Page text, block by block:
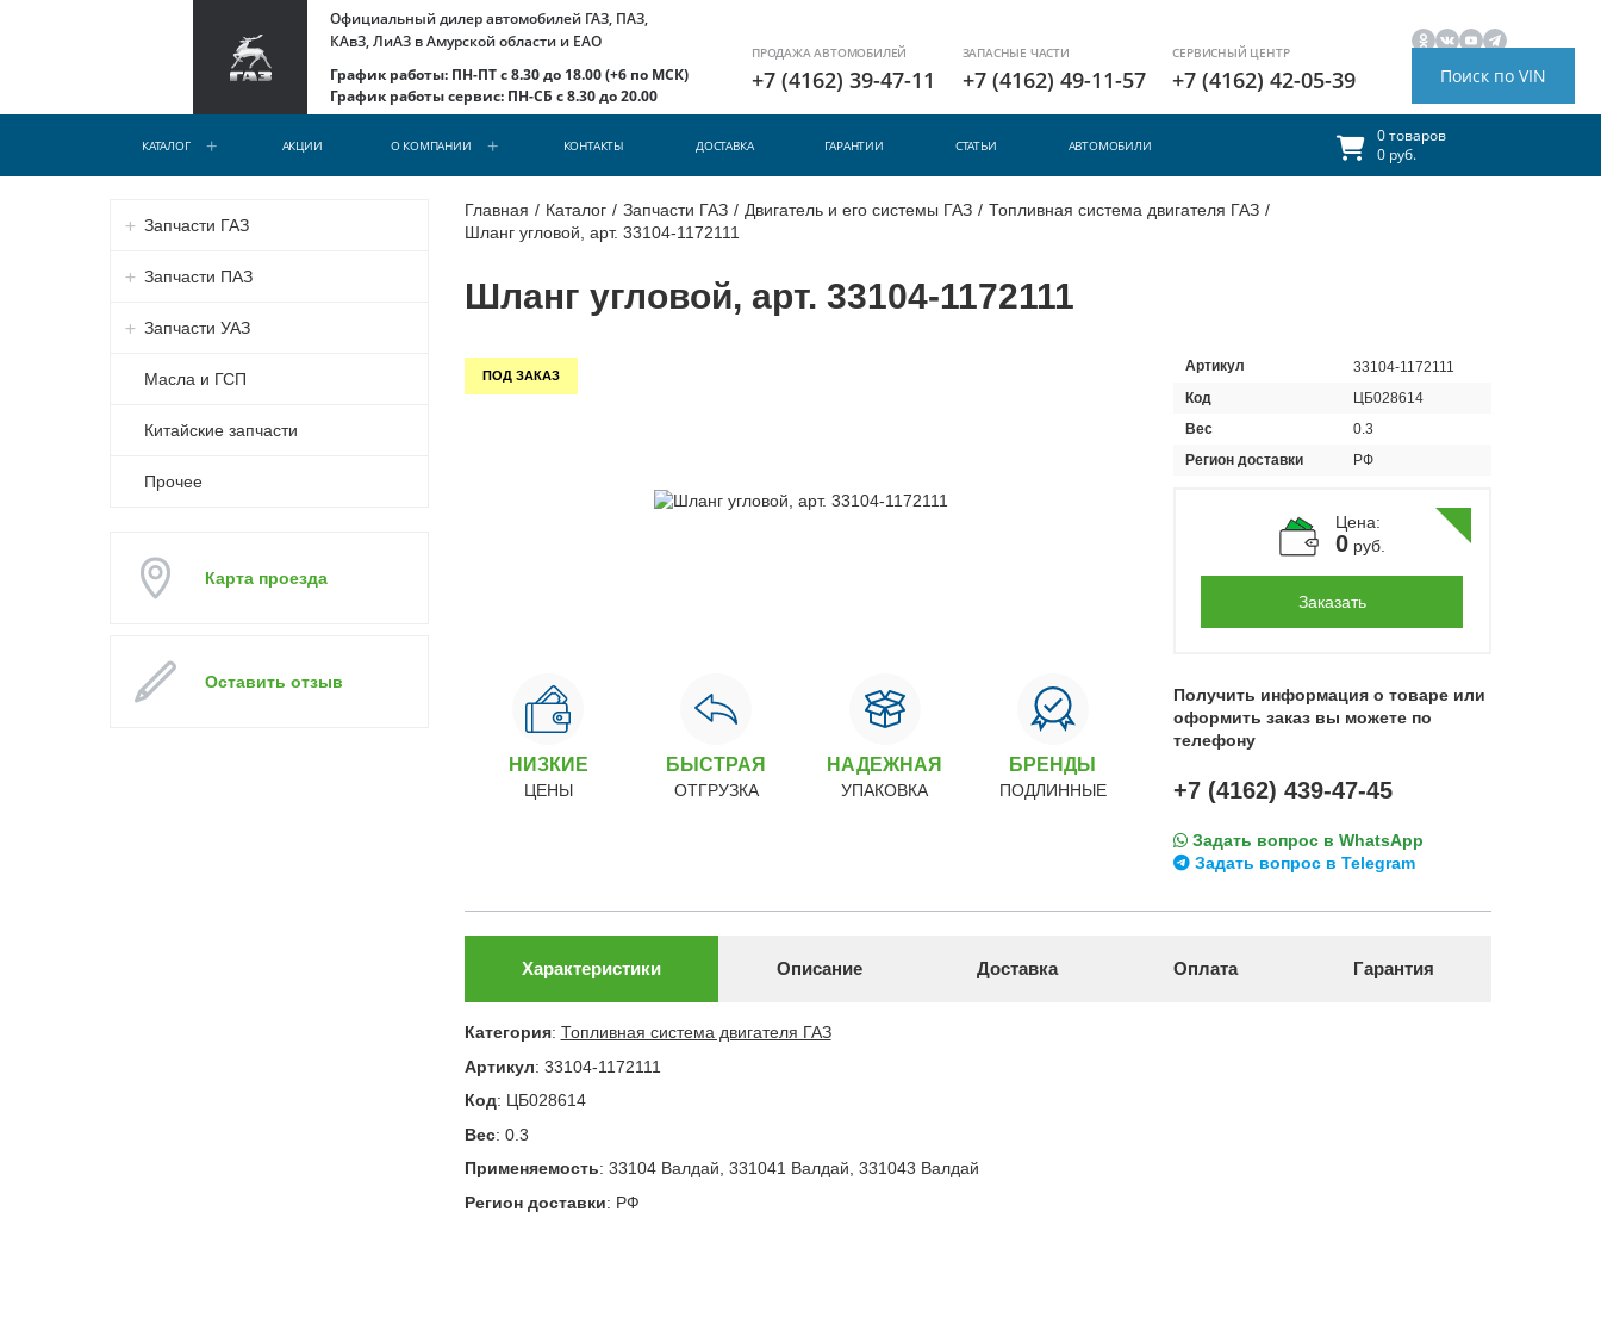
Официальный дилер автомобилей ГАЗ, ПАЗ,
КАвЗ, ЛиАЗ в Амурской области и ЕАО
График работы: ПН-ПТ с 8.30 до 18.00 (+6 по МСК)
График работы сервис: ПН-СБ с 8.30 до 20.00
ПРОДАЖА АВТОМОБИЛЕЙ
+7 (4162) 39-47-11
ЗАПАСНЫЕ ЧАСТИ
+7 (4162) 49-11-57
СЕРВИСНЫЙ ЦЕНТР
+7 (4162) 42-05-39 Поиск по VIN
КАТАЛОГ АКЦИИ О КОМПАНИИ КОНТАКТЫ ДОСТАВКА ГАРАНТИИ СТАТЬИ АВТОМОБИЛИ
0 товаров
0 руб.
Главная / Каталог / Запчасти ГАЗ / Двигатель и его системы ГАЗ / Топливная система двигателя ГАЗ /
Шланг угловой, арт. 33104-1172111
Шланг угловой, арт. 33104-1172111
Запчасти ГАЗ
Запчасти ПАЗ
Запчасти УАЗ
Масла и ГСП
Китайские запчасти
Прочее
Карта проезда
Оставить отзыв
ПОД ЗАКАЗ
НИЗКИЕ
ЦЕНЫ
БЫСТРАЯ
ОТГРУЗКА
НАДЕЖНАЯ
УПАКОВКА
БРЕНДЫ
ПОДЛИННЫЕ
Артикул
33104-1172111
Код
ЦБ028614
Вес
0.3
Регион доставки
РФ
Цена:
0руб.
Заказать
Получить информация о товаре или
оформить заказ вы можете по
телефону
+7 (4162) 439-47-45
Задать вопрос в WhatsApp
Задать вопрос в Telegram
Характеристики Описание Доставка Оплата Гарантия
Категория: Топливная система двигателя ГАЗ
Артикул: 33104-1172111
Код: ЦБ028614
Вес: 0.3
Применяемость: 33104 Валдай, 331041 Валдай, 331043 Валдай
Регион доставки: РФ